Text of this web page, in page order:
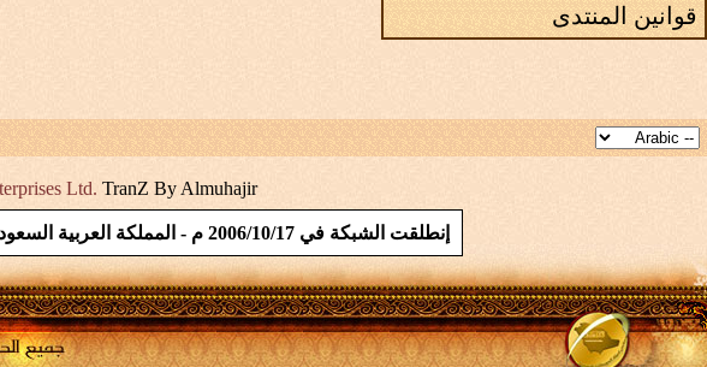
قوانين المنتدى
Ltd. TranZ By Almuhajir
إنطلقت الشبكة في 2006/10/17 م - المملكة العربية السعودية - المؤسس / تيسير بن ابراهيم بن محمد ابو طقيقة - الموقع حاصل على شهادة SSL